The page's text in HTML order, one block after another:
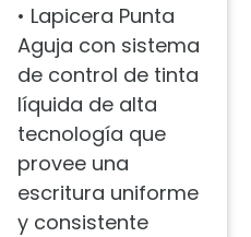
• Lapicera Punta
Aguja con sistema
de control de tinta
líquida de alta
tecnología que
provee una
escritura uniforme
y consistente